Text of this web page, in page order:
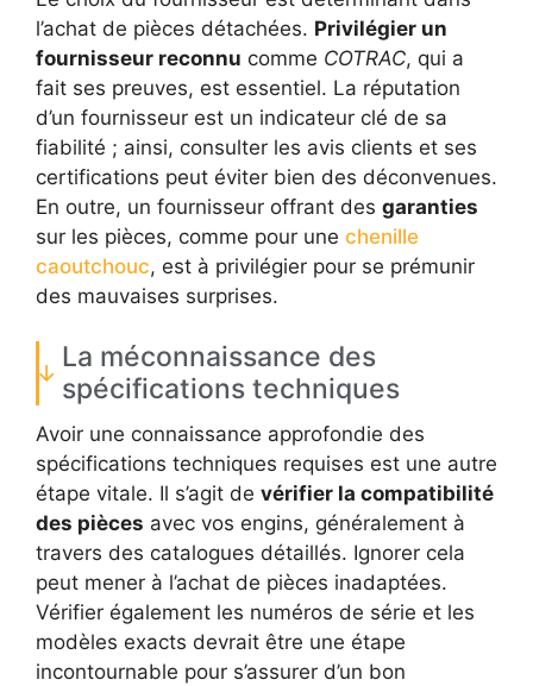
l’achat de pièces détachées. Privilégier un
fournisseur reconnu comme COTRAC, qui a
fait ses preuves, est essentiel. La réputation
d’un fournisseur est un indicateur clé de sa
fiabilité ; ainsi, consulter les avis clients et ses
certifications peut éviter bien des déconvenues.
En outre, un fournisseur offrant des garanties
sur les pièces, comme pour une chenille
caoutchouc, est à privilégier pour se prémunir
des mauvaises surprises.
La méconnaissance des
spécifications techniques
Avoir une connaissance approfondie des
spécifications techniques requises est une autre
étape vitale. Il s’agit de vérifier la compatibilité
des pièces avec vos engins, généralement à
travers des catalogues détaillés. Ignorer cela
peut mener à l’achat de pièces inadaptées.
Vérifier également les numéros de série et les
modèles exacts devrait être une étape
incontournable pour s’assurer d’un bon